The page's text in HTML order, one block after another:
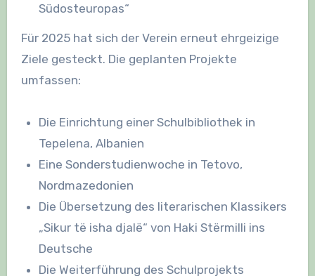
Südosteuropas“
Für 2025 hat sich der Verein erneut ehrgeizige
Ziele gesteckt. Die geplanten Projekte
umfassen:
Die Einrichtung einer Schulbibliothek in
Tepelena, Albanien
Eine Sonderstudienwoche in Tetovo,
Nordmazedonien
Die Übersetzung des literarischen Klassikers
„Sikur të isha djalë“ von Haki Stërmilli ins
Deutsche
Die Weiterführung des Schulprojekts